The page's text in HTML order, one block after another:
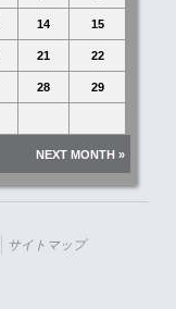
14 15
21 22
28 29
NEXT MONTH »
サイトマップ